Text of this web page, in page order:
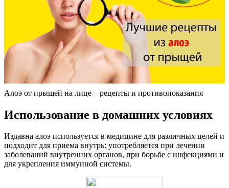
Алоэ от прыщей на лице – рецепты и противопоказания
Использование в домашних условиях
Издавна алоэ используется в медицине для различных целей и
подходит для приема внутрь: употребляется при лечении
заболеваний внутренних органов, при борьбе с инфекциями и
для укрепления иммунной системы.